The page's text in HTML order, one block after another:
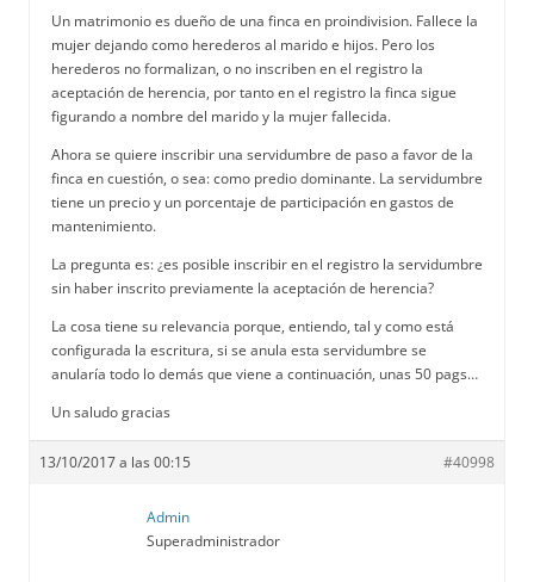
Un matrimonio es dueño de una finca en proindivision. Fallece la
mujer dejando como herederos al marido e hijos. Pero los
herederos no formalizan, o no inscriben en el registro la
aceptación de herencia, por tanto en el registro la finca sigue
figurando a nombre del marido y la mujer fallecida.
Ahora se quiere inscribir una servidumbre de paso a favor de la
finca en cuestión, o sea: como predio dominante. La servidumbre
tiene un precio y un porcentaje de participación en gastos de
mantenimiento.
La pregunta es: ¿es posible inscribir en el registro la servidumbre
sin haber inscrito previamente la aceptación de herencia?
La cosa tiene su relevancia porque, entiendo, tal y como está
configurada la escritura, si se anula esta servidumbre se
anularía todo lo demás que viene a continuación, unas 50 pags…
Un saludo gracias
13/10/2017 a las 00:15 #40998
Admin
Superadministrador